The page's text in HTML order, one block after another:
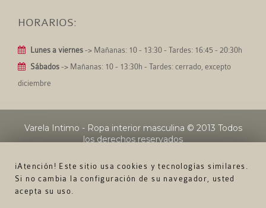
¡Atención! Este sitio usa cookies y tecnologías similares.
Si no cambia la configuración de su navegador, usted
acepta su uso.
HORARIOS:
Lunes a viernes -> Mañanas: 10 - 13:30 - Tardes: 16:45 - 20:30h
Sábados -> Mañanas: 10 - 13:30h - Tardes: cerrado, excepto
diciembre
Varela Intimo - Ropa interior masculina © 2013 Todos
los derechos reservados